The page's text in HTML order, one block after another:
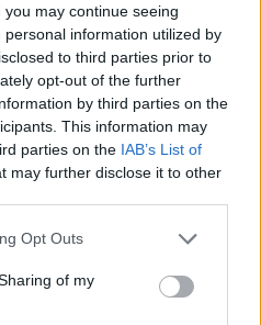
may continue seeing
information utilized by
to third parties prior to
opt-out of the further
by third parties on the
This information may
parties on the IAB’s List of
may further disclose it to other
Opt Outs
of my